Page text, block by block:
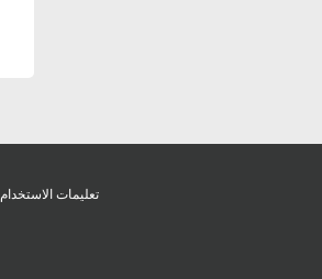
تعليمات الاستخدام